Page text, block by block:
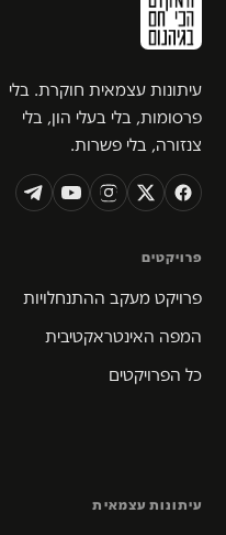
עיתונות עצמאית חוקרת. בלי
פרסומות, בלי בעלי הון, בלי
צנזורה, בלי פשרות.
פרויקטים
פרויקט מעקב ההתנחלויות
המפה האינטראקטיבית
כל הפרויקטים
עיתונות עצמאית